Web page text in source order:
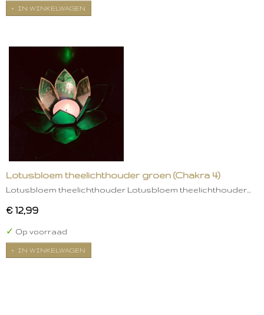
IN WINKELWAGEN
Lotusbloem theelichthouder groen (Chakra 4)
Lotusbloem theelichthouder Lotusbloem theelichthouder…
€ 12,99
✓ Op voorraad
IN WINKELWAGEN